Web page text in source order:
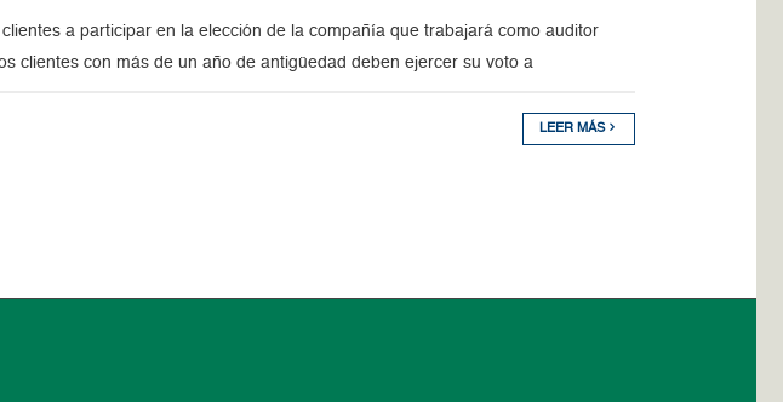
a participar en la elección de la compañía que trabajará como auditor
clientes con más de un año de antigüedad deben ejercer su voto a
LEER MÁS